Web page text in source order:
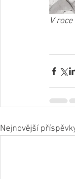
V
Nejnovější